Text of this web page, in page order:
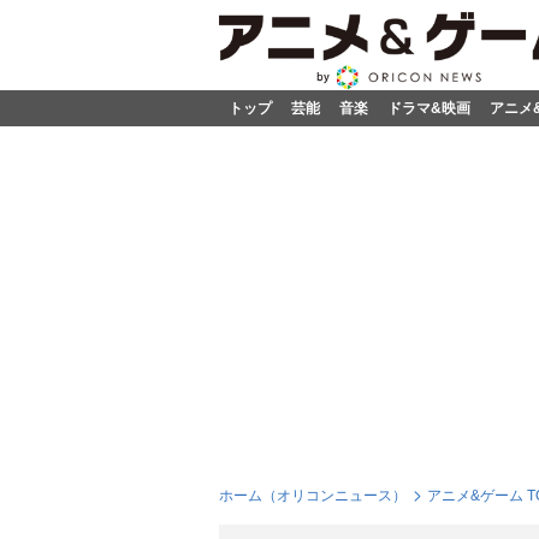
トップ 芸能 音楽 ドラマ&映画 アニメ
ホーム（オリコンニュース） アニメ&ゲーム